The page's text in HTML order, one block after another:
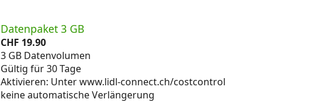
Datenpaket 3 GB
CHF 19.90
3 GB Datenvolumen
Gültig für 30 Tage
Aktivieren: Unter www.lidl-connect.ch/costcontrol
keine automatische Verlängerung